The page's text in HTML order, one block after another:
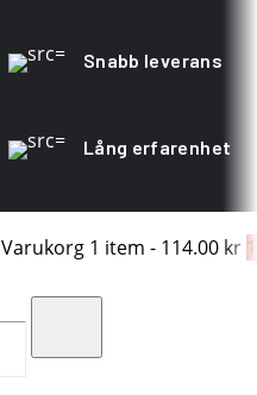
Snabb leverans
Lång erfarenhet
Varukorg 1 item - 114.00 kr 1